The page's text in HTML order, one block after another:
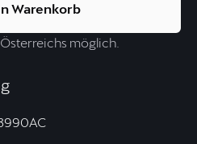
Warenkorb
möglich.